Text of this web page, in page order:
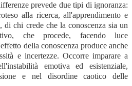
prevede due tipi di ignoranza:
alla ricerca, all'apprendimento e
di chi crede che la conoscenza sia un
che procede, facendo luce
della conoscenza produce anche
e incertezze. Occorre imparare a
emotiva ed esistenziale,
e nel disordine caotico delle